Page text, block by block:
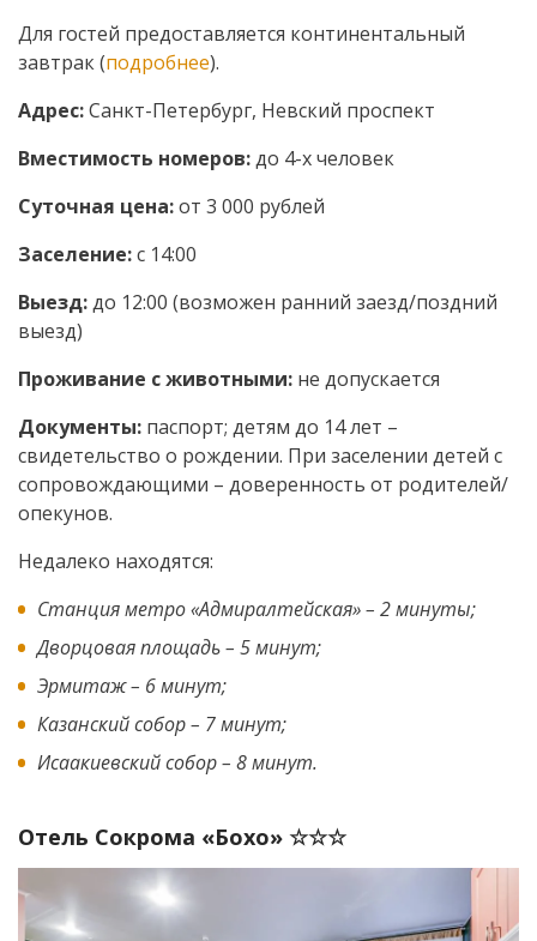
Для гостей предоставляется континентальный
завтрак (подробнее).
Адрес:Санкт-Петербург, Невский проспект
Вместимость номеров:до 4-х человек
Суточная цена:от 3 000 рублей
Заселение:с 14:00
Выезд:до 12:00 (возможен ранний заезд/поздний
выезд)
Проживание с животными: не допускается
Документы: паспорт; детям до 14 лет –
свидетельство о рождении. При заселении детей с
сопровождающими – доверенность от родителей/
опекунов.
Недалеко находятся:
Станция метро «Адмиралтейская» – 2 минуты;
Дворцовая площадь – 5 минут;
Эрмитаж – 6 минут;
Казанский собор – 7 минут;
Исаакиевский собор – 8 минут.
Отель Сокрома «Бохо» ☆☆☆